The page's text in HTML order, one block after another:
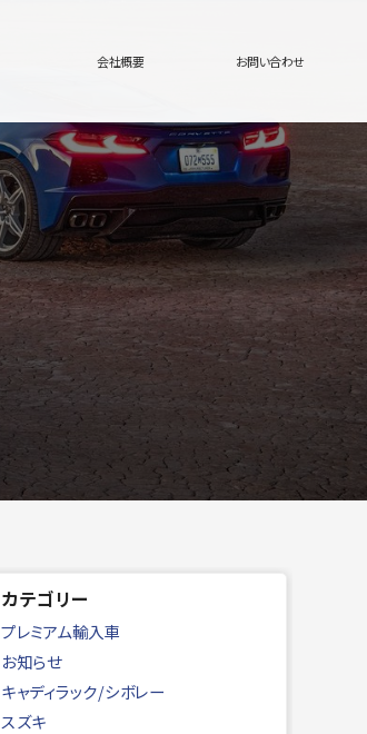
会社概要 お問い合わせ
カテゴリー
プレミアム輸入車
お知らせ
キャディラック/シボレー
スズキ